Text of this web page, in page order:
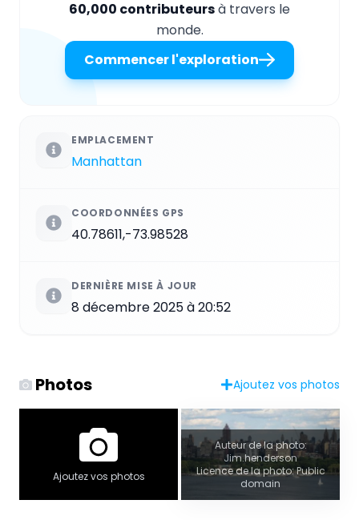
60,000 contributeursà travers le
monde.
Commencer l'exploration
EMPLACEMENT
Manhattan
COORDONNÉES GPS
40.78611,-73.98528
DERNIÈRE MISE À JOUR
8 décembre 2025 à 20:52
Photos Ajoutez vos photos
Ajoutez vos photos
Auteur de la photo:
Jim.henderson
Licence de la photo: Public
domain